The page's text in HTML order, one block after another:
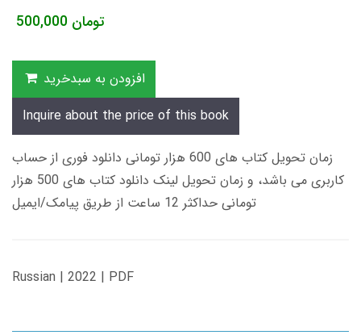
500,000 تومان
افزودن به سبدخرید
Inquire about the price of this book
زمان تحویل کتاب های 600 هزار تومانی دانلود فوری از حساب
کاربری می باشد، و زمان تحویل لینک دانلود کتاب های 500 هزار
تومانی حداکثر 12 ساعت از طریق پیامک/ایمیل
Russian | 2022 | PDF